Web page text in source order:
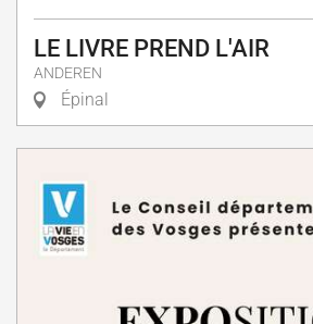
LE LIVRE PREND L'AIR
ANDEREN
Épinal